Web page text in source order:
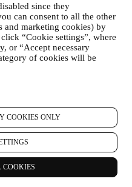
since they
can consent to all the other
and marketing cookies) by
“Cookie settings”, where
or “Accept necessary
of cookies will be
COOKIES ONLY
COOKIES
Le Creuset Group AG, met
4 , Baar, Zugo, 6340
nummer B62153630, met
Barcelona, Spanje, heeft
de EU), op basis van een
die in wezen voorziet
is voor de
lokale Le Creuset-entiteiten die
initiatieven ontwikkelen op
(c) beide gezamenlijk
van uw betrokkene om
GEGEVENS?
voor de volgende doeleinden: